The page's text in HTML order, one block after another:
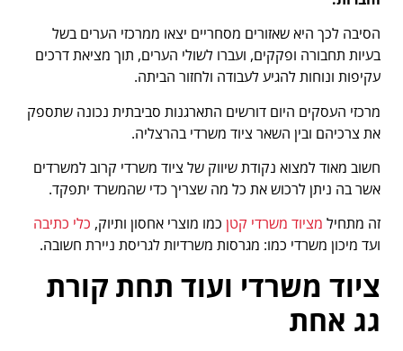
הסיבה לכך היא שאזורים מסחריים יצאו ממרכזי הערים בשל
בעיות תחבורה ופקקים, ועברו לשולי הערים, תוך מציאת דרכים
עקיפות ונוחות להגיע לעבודה ולחזור הביתה.
מרכזי העסקים היום דורשים התארגנות סביבתית נכונה שתספק
את צרכיהם ובין השאר ציוד משרדי בהרצליה.
חשוב מאוד למצוא נקודת שיווק של ציוד משרדי קרוב למשרדים
אשר בה ניתן לרכוש את כל מה שצריך כדי שהמשרד יתפקד.
זה מתחיל מציוד משרדי קטן כמו מוצרי אחסון ותיוק, כלי כתיבה
ועד מיכון משרדי כמו: מגרסות משרדיות לגריסת ניירת חשובה.
ציוד משרדי ועוד תחת קורת
גג אחת